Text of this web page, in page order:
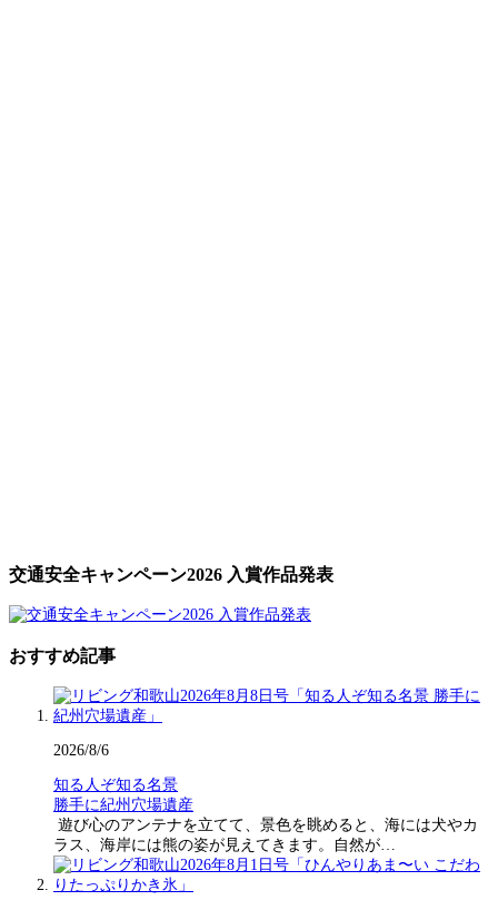
交通安全キャンペーン2026 入賞作品発表
おすすめ記事
2026/8/6
知る人ぞ知る名景
勝手に紀州穴場遺産
遊び心のアンテナを立てて、景色を眺めると、海には犬やカ
ラス、海岸には熊の姿が見えてきます。自然が…